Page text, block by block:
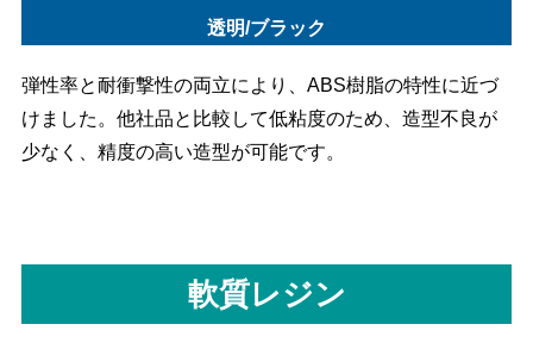
透明/ブラック
弾性率と耐衝撃性の両立により、ABS樹脂の特性に近づ
けました。他社品と比較して低粘度のため、造型不良が
少なく、精度の高い造型が可能です。
軟質レジン